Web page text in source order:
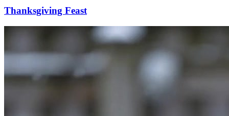
Thanksgiving Feast